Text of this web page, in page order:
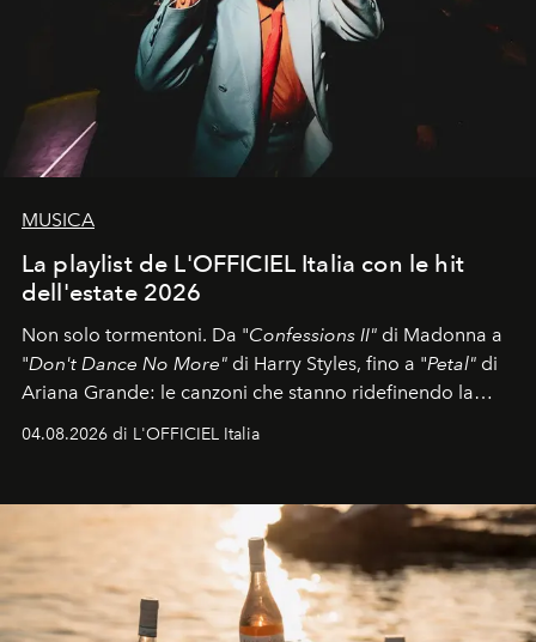
MUSICA
La playlist de L'OFFICIEL Italia con le hit
dell'estate 2026
Non solo tormentoni. Da "Confessions II" di Madonna a
"Don't Dance No More" di Harry Styles, fino a "Petal" di
Ariana Grande: le canzoni che stanno ridefinendo la
colonna sonora della stagione.
04.08.2026 di L'OFFICIEL Italia